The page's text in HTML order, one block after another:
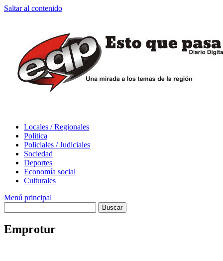
Saltar al contenido
Locales / Regionales
Politica
Policiales / Judiciales
Sociedad
Deportes
Economía social
Culturales
Menú principal
Emprotur